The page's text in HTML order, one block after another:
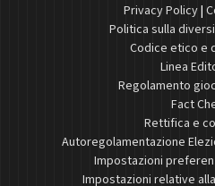
Privacy Policy|
Politica sulla
Codice etico e
Linea
Regolamento
Fact
Rettifica e
Autoregolamentazione
Impostazioni
Impostazioni relative